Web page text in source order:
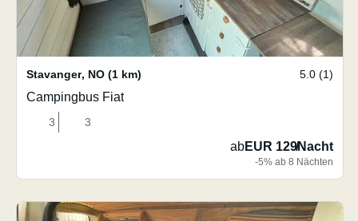
Stavanger, NO (1 km) 5.0 (1)
Campingbus Fiat
3 3
abEUR 129/Nacht
-5% ab 8 Nächten